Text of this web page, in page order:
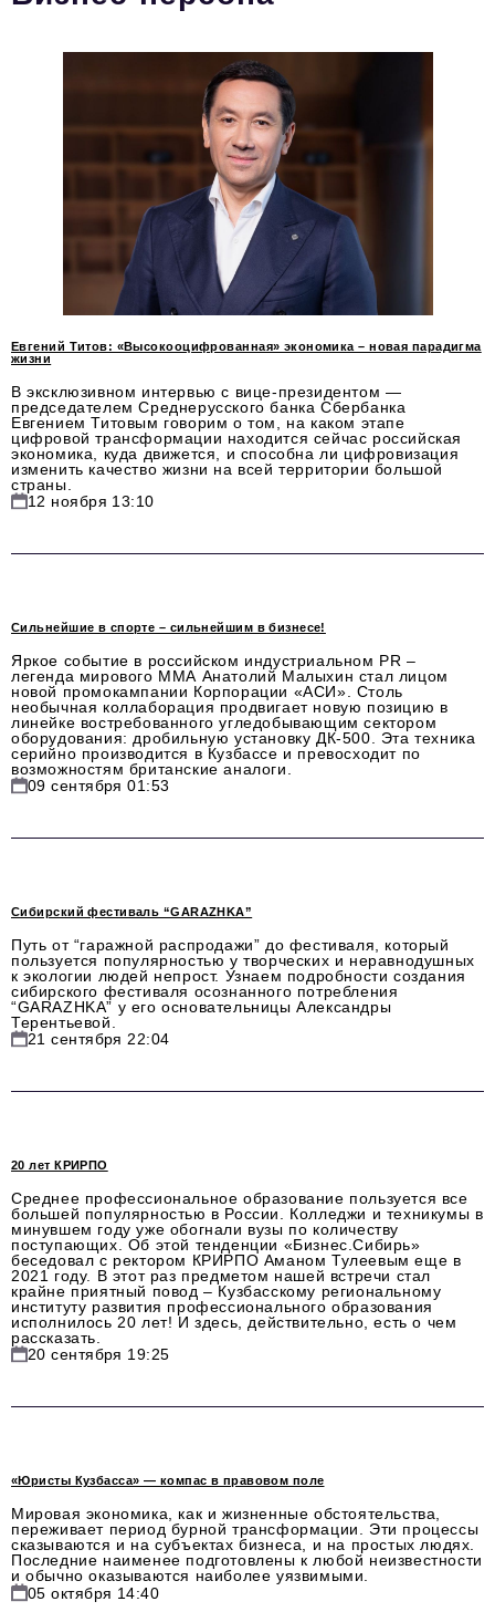
Социальная Ответственность
Общество
Экспертные мнения
Видео
Телефон редакции:+7 495 727-01-67
Электронные почты редакции:
Информационный отдел
info@business-magazine.online
podpiska@business-magazine.online
Отдел по работе с партнерами
partner@business-magazine.online
Евгений Титов: «Высокооцифрованная» экономика – новая парадигма
жизни
В эксклюзивном интервью с вице-президентом —
председателем Среднерусского банка Сбербанка
Евгением Титовым говорим о том, на каком этапе
цифровой трансформации находится сейчас российская
экономика, куда движется, и способна ли цифровизация
изменить качество жизни на всей территории большой
страны.
12 ноября 13:10
Сильнейшие в спорте – сильнейшим в бизнесе!
Яркое событие в российском индустриальном PR –
легенда мирового ММА Анатолий Малыхин стал лицом
новой промокампании Корпорации «АСИ». Столь
необычная коллаборация продвигает новую позицию в
линейке востребованного угледобывающим сектором
оборудования: дробильную установку ДК-500. Эта техника
серийно производится в Кузбассе и превосходит по
возможностям британские аналоги.
09 сентября 01:53
Сибирский фестиваль “GARAZHKA”
Путь от “гаражной распродажи” до фестиваля, который
пользуется популярностью у творческих и неравнодушных
к экологии людей непрост. Узнаем подробности создания
сибирского фестиваля осознанного потребления
“GARAZHKA” у его основательницы Александры
Терентьевой.
21 сентября 22:04
20 лет КРИРПО
Среднее профессиональное образование пользуется все
большей популярностью в России. Колледжи и техникумы в
минувшем году уже обогнали вузы по количеству
поступающих. Об этой тенденции «Бизнес.Сибирь»
беседовал с ректором КРИРПО Аманом Тулеевым еще в
2021 году. В этот раз предметом нашей встречи стал
крайне приятный повод – Кузбасскому региональному
институту развития профессионального образования
исполнилось 20 лет! И здесь, действительно, есть о чем
рассказать.
20 сентября 19:25
«Юристы Кузбасса» — компас в правовом поле
Мировая экономика, как и жизненные обстоятельства,
переживает период бурной трансформации. Эти процессы
сказываются и на субъектах бизнеса, и на простых людях.
Последние наименее подготовлены к любой неизвестности
и обычно оказываются наиболее уязвимыми.
05 октября 14:40